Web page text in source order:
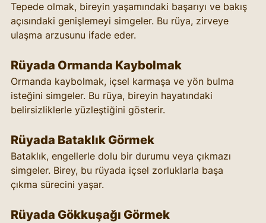
Tepede olmak, bireyin yaşamındaki başarıyı ve bakış
açısındaki genişlemeyi simgeler. Bu rüya, zirveye
ulaşma arzusunu ifade eder.
Rüyada Ormanda Kaybolmak
Ormanda kaybolmak, içsel karmaşa ve yön bulma
isteğini simgeler. Bu rüya, bireyin hayatındaki
belirsizliklerle yüzleştiğini gösterir.
Rüyada Bataklık Görmek
Bataklık, engellerle dolu bir durumu veya çıkmazı
simgeler. Birey, bu rüyada içsel zorluklarla başa
çıkma sürecini yaşar.
Rüyada Gökkuşağı Görmek